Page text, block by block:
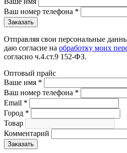
Ваш номер телефона *
Отправляя свои персональные
даю согласие на обработку моих
согласно ч.4.ст.9 152-ФЗ.
Оптовый прайс
Ваше имя *
Ваш номер телефона *
Email *
Город *
Товар
Комментарий